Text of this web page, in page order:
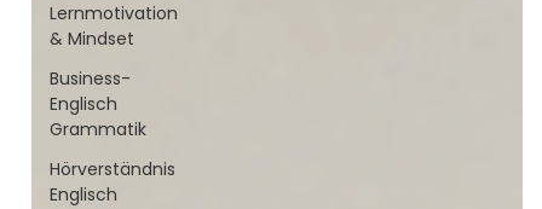
Lernmotivation
& Mindset
Business-
Englisch
Grammatik
Hörverständnis
Englisch